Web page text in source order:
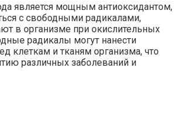
является мощным антиоксидантом,
с свободными радикалами,
в организме при окислительных
радикалы могут нанести
клеткам и тканям организма, что
различных заболеваний и